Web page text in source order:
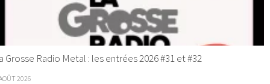
Grosse Radio Metal : les entrées 2026 #31 et #32
2026